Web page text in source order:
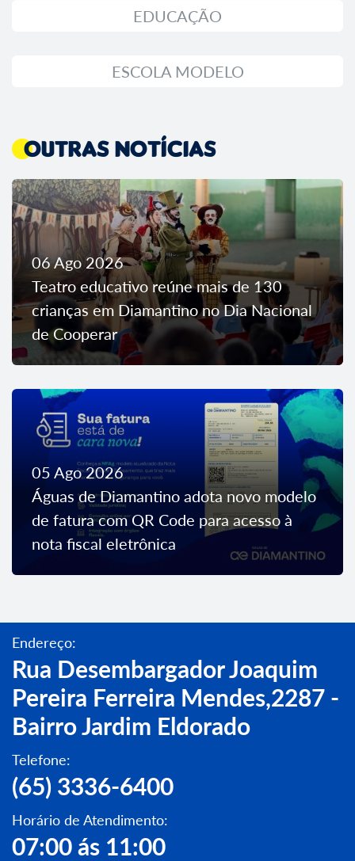
EDUCAÇÃO
ESCOLA MODELO
Outras Notícias
06 Ago 2026
Teatro educativo reúne mais de 130
crianças em Diamantino no Dia Nacional
de Cooperar
05 Ago 2026
Águas de Diamantino adota novo modelo
de fatura com QR Code para acesso à
nota fiscal eletrônica
Endereço:
Rua Desembargador Joaquim
Pereira Ferreira Mendes,2287 -
Bairro Jardim Eldorado
Telefone:
(65) 3336-6400
Horário de Atendimento:
07:00 ás 11:00